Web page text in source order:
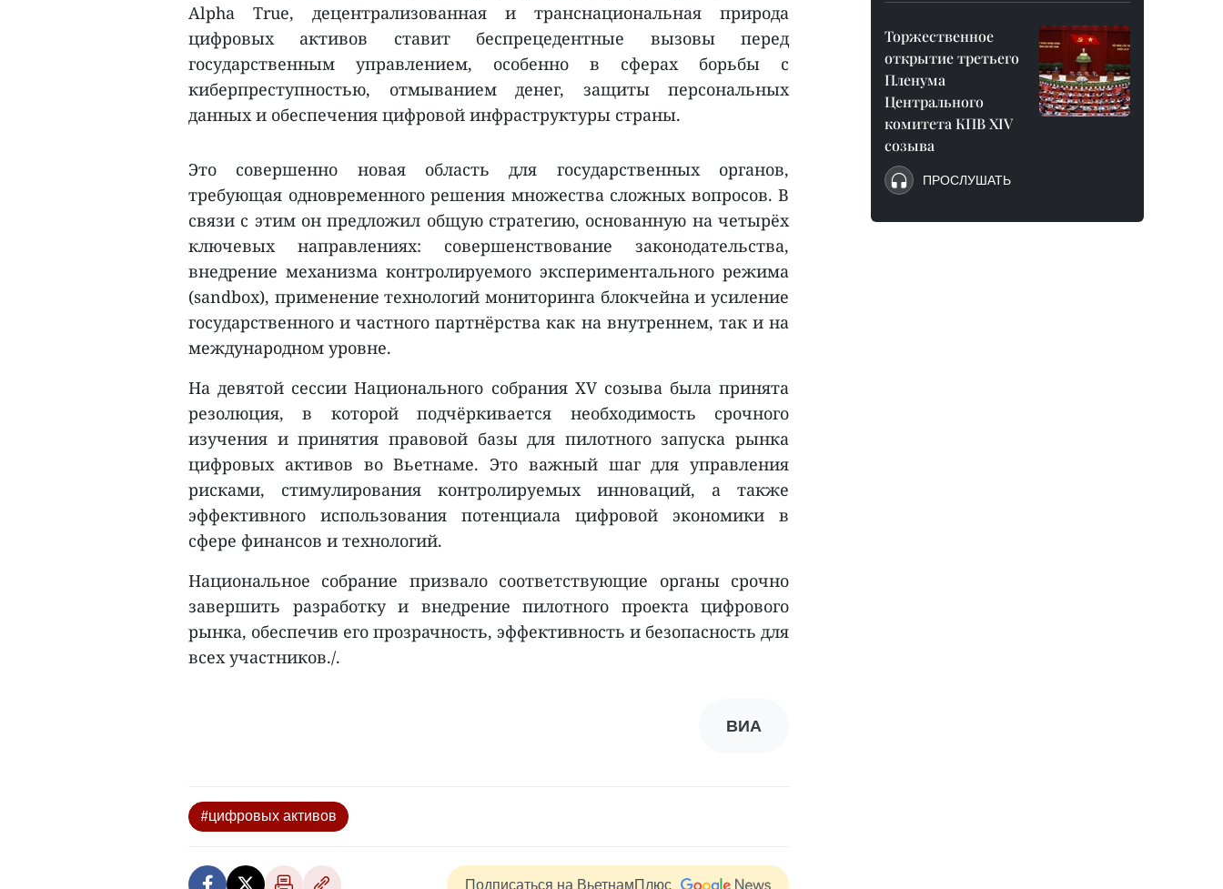
Alpha True, децентрализованная и транснациональная природа
цифровых активов ставит беспрецедентные вызовы перед
государственным управлением, особенно в сферах борьбы с
киберпреступностью, отмыванием денег, защиты персональных
данных и обеспечения цифровой инфраструктуры страны.
Это совершенно новая область для государственных органов,
требующая одновременного решения множества сложных вопросов. В
связи с этим он предложил общую стратегию, основанную на четырёх
ключевых направлениях: совершенствование законодательства,
внедрение механизма контролируемого экспериментального режима
(sandbox), применение технологий мониторинга блокчейна и усиление
государственного и частного партнёрства как на внутреннем, так и на
международном уровне.
На девятой сессии Национального собрания XV созыва была принята
резолюция, в которой подчёркивается необходимость срочного
изучения и принятия правовой базы для пилотного запуска рынка
цифровых активов во Вьетнаме. Это важный шаг для управления
рисками, стимулирования контролируемых инноваций, а также
эффективного использования потенциала цифровой экономики в
сфере финансов и технологий.
Национальное собрание призвало соответствующие органы срочно
завершить разработку и внедрение пилотного проекта цифрового
рынка, обеспечив его прозрачность, эффективность и безопасность для
всех участников./.
ВИА
#цифровых активов
Подписаться на ВьетнамПлюс
Торжественное
открытие третьего
Пленума
Центрального
комитета КПВ XIV
созыва
ПРОСЛУШАТЬ